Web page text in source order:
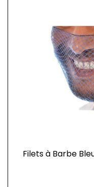
Filets à Barbe